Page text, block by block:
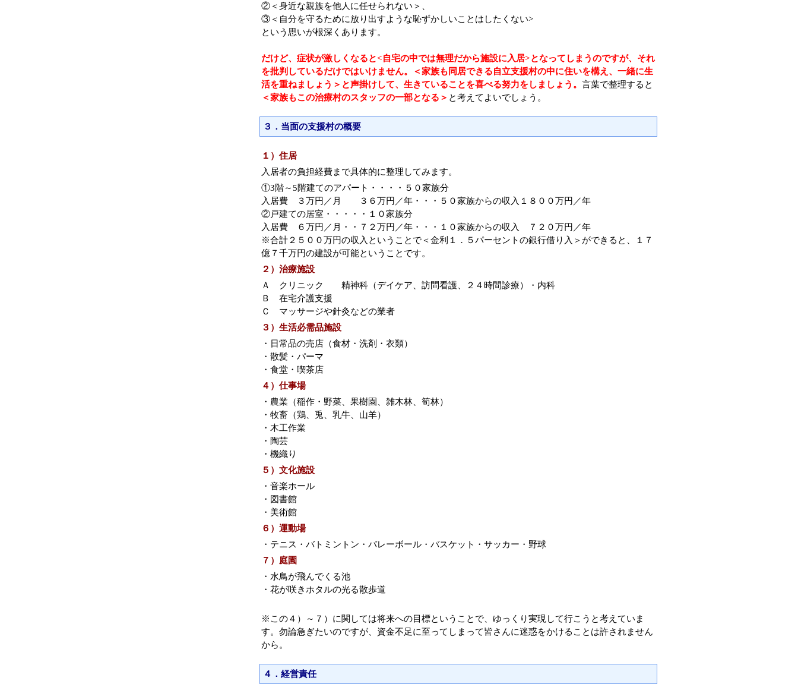
②＜身近な親族を他人に任せられない＞、
③＜自分を守るために放り出すような恥ずかしいことはしたくない>
という思いが根深くあります。
だけど、症状が激しくなると<自宅の中では無理だから施設に入居>となってしまうの​ですが、それ
を批判しているだけではいけません。＜家族も同居できる自立支援村の中に住いを構え、一緒に生
活を重ねましょう＞と声掛けして、生きていることを喜べる努力をしましょう。 言葉で整理すると
＜家族もこの治療村のスタッフの一部となる＞ と考えてよいでしょう。
３．当面の支援村の概要
１）住居
入居者の負担経費まで具体的に整理してみます。
①3階～5階建てのアパート・・・・５０家族分
入居費 ３万円／月 ３６万円／年・・・５０家族からの収入１８００万円／年
②戸建ての居室・・・・・１０家族分
入居費 ６万円／月・・７２万円／年・・・１０家族からの収入 ７２０万円／年
※合計２５００万円の収入ということで＜金利１．５パーセントの銀行借り入＞ができると、１７
億７千万円の建設が可能ということです。
２）治療施設
Ａ クリニック 精神科（デイケア、訪問看護、２４時間診療）・内科
Ｂ 在宅介護支援
Ｃ マッサージや針灸などの業者
３）生活必需品施設
・日常品の売店（食材・洗剤・衣類）
・散髪・パーマ
・食堂・喫茶店
４）仕事場
・農業（稲作・野菜、果樹園、雑木林、筍林）
・牧畜（鶏、兎、乳牛、山羊）
・木工作業
・陶芸
・機織り
５）文化施設
・音楽ホール
・図書館
・美術館
６）運動場
・テニス・バトミントン・バレーボール・バスケット・サッカー・野球
７）庭園
・水鳥が飛んでくる池
・花が咲きホタルの光る散歩道
※この４）～７）に関しては将来への目標ということで、ゆっくり実現して行こうと考えていま
す。勿論急ぎたいのですが、資金不足に至ってしまって皆さんに迷惑をかけることは許されません
から。
４．経営責任